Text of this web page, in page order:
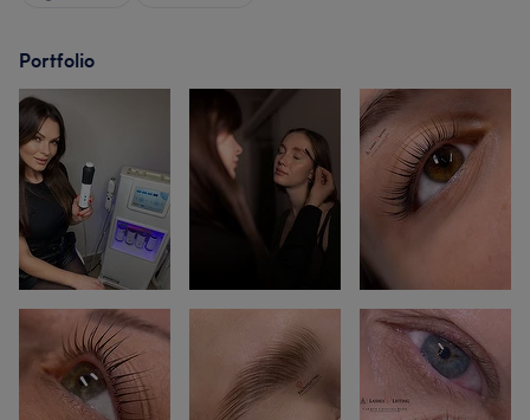
Portfolio